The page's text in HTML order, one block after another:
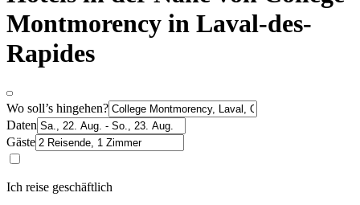
Montmorency in Laval-des-
Rapides
Wo soll’s hingehen?
Daten
Gäste
Ich reise geschäftlich